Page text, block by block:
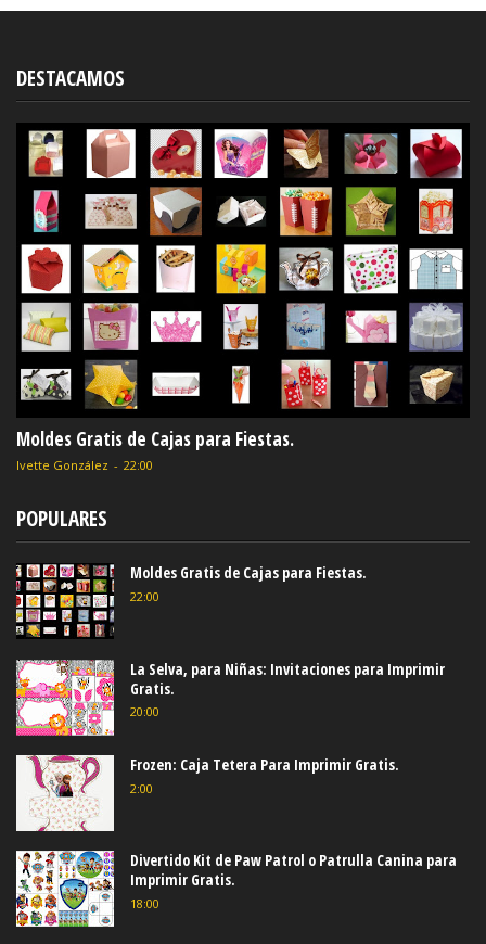
DESTACAMOS
Moldes Gratis de Cajas para Fiestas.
Ivette González - 22:00
POPULARES
Moldes Gratis de Cajas para Fiestas.
22:00
La Selva, para Niñas: Invitaciones para Imprimir
Gratis.
20:00
Frozen: Caja Tetera Para Imprimir Gratis.
2:00
Divertido Kit de Paw Patrol o Patrulla Canina para
Imprimir Gratis.
18:00